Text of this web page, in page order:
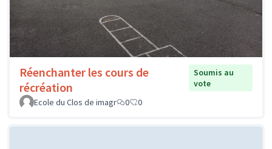
Réenchanter les cours de
récréation
Soumis au
vote
Ecole du Clos de imagr
0 0